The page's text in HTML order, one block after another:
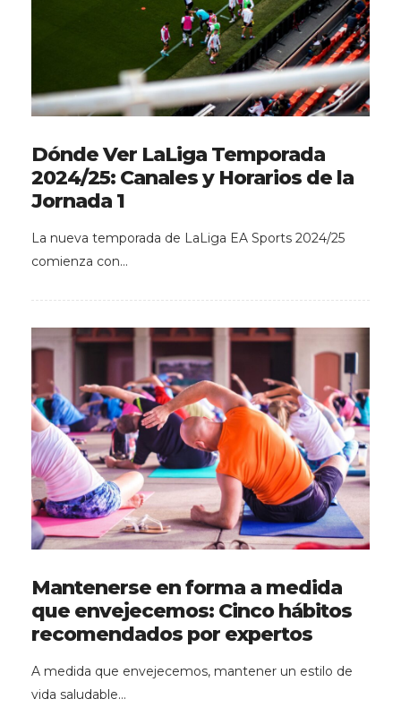
Dónde Ver LaLiga Temporada
2024/25: Canales y Horarios de la
Jornada 1
La nueva temporada de LaLiga EA Sports 2024/25
comienza con…
Mantenerse en forma a medida
que envejecemos: Cinco hábitos
recomendados por expertos
A medida que envejecemos, mantener un estilo de
vida saludable…